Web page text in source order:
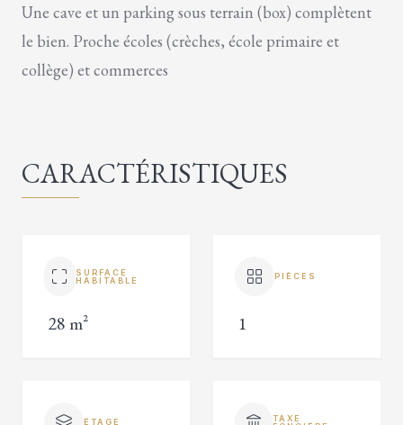
Une cave et un parking sous terrain (box) complètent
le bien. Proche écoles (crèches, école primaire et
collège) et commerces
CARACTÉRISTIQUES
SURFACE
HABITABLE
28 m²
PIÈCES
1
ÉTAGE
TAXE